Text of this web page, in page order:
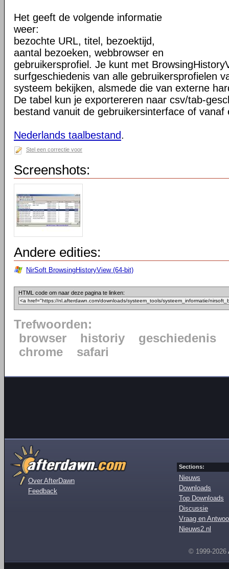
Het geeft de volgende informatie
weer:
bezochte URL, titel, bezoektijd,
aantal bezoeken, webbrowser en
gebruikersprofiel. Je kunt met
surfgeschiedenis van alle gebruikersprofielen
systeem bekijken, alsmede die van externe
De tabel kun je exportereren naar csv/tab-
bestand vanuit de gebruikersinterface of
Nederlands taalbestand.
Stel een correctie voor
Screenshots:
Andere edities:
NirSoft BrowsingHistoryView (64-bit)
HTML code om naar deze pagina te linken:
Trefwoorden:
browser
historiy
geschiedenis
chrome
safari
Over AfterDawn
Feedback
Sections:
Nieuws
Downloads
Top Downloads
Discussie
Vraag en
Nieuws2.nl
© 1999-2026